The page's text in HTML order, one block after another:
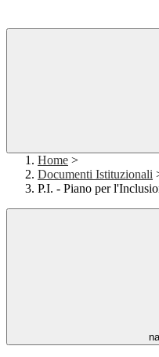
Home >
Documenti Istituzionali
P.I. - Piano per